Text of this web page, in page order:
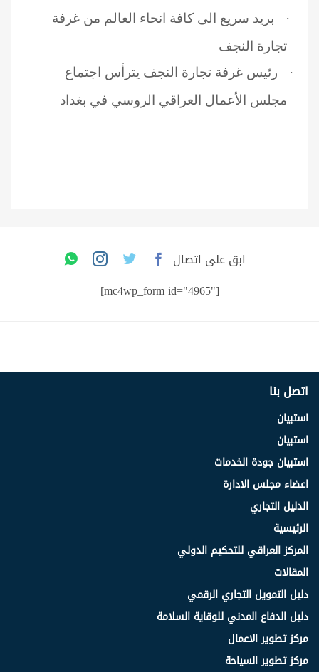
·
بريد سريع الى كافة انحاء العالم من غرفة
تجارة النجف
·
رئيس غرفة تجارة النجف يترأس اجتماع
مجلس الأعمال العراقي الروسي في بغداد
ابق على اتصال
[mc4wp_form id="4965"]
اتصل بنا
استبيان
استبيان
استبيان جودة الخدمات
اعضاء مجلس الادارة
الدليل التجاري
الرئيسية
المركز العراقي للتحكيم الدولي
المقالات
دليل التمويل التجاري الرقمي
دليل الدفاع المدني للوقاية السلامة
مركز تطوير الاعمال
مركز تطوير السياحة